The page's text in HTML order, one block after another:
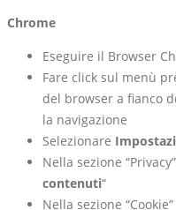
Chrome
Eseguire il Browser
Fare click sul menù
del browser a fianco
la navigazione
Selezionare
Nella sezione
contenuti“
Nella sezione